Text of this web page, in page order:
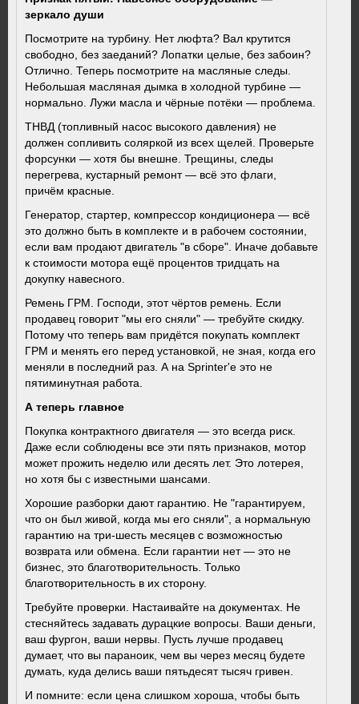
зеркало души
Посмотрите на турбину. Нет люфта? Вал крутится
свободно, без заеданий? Лопатки целые, без забоин?
Отлично. Теперь посмотрите на масляные следы.
Небольшая масляная дымка в холодной турбине —
нормально. Лужи масла и чёрные потёки — проблема.
ТНВД (топливный насос высокого давления) не
должен сопливить соляркой из всех щелей. Проверьте
форсунки — хотя бы внешне. Трещины, следы
перегрева, кустарный ремонт — всё это флаги,
причём красные.
Генератор, стартер, компрессор кондиционера — всё
это должно быть в комплекте и в рабочем состоянии,
если вам продают двигатель "в сборе". Иначе добавьте
к стоимости мотора ещё процентов тридцать на
докупку навесного.
Ремень ГРМ. Господи, этот чёртов ремень. Если
продавец говорит "мы его сняли" — требуйте скидку.
Потому что теперь вам придётся покупать комплект
ГРМ и менять его перед установкой, не зная, когда его
меняли в последний раз. А на Sprinter'е это не
пятиминутная работа.
А теперь главное
Покупка контрактного двигателя — это всегда риск.
Даже если соблюдены все эти пять признаков, мотор
может прожить неделю или десять лет. Это лотерея,
но хотя бы с известными шансами.
Хорошие разборки дают гарантию. Не "гарантируем,
что он был живой, когда мы его сняли", а нормальную
гарантию на три-шесть месяцев с возможностью
возврата или обмена. Если гарантии нет — это не
бизнес, это благотворительность. Только
благотворительность в их сторону.
Требуйте проверки. Настаивайте на документах. Не
стесняйтесь задавать дурацкие вопросы. Ваши деньги,
ваш фургон, ваши нервы. Пусть лучше продавец
думает, что вы параноик, чем вы через месяц будете
думать, куда делись ваши пятьдесят тысяч гривен.
И помните: если цена слишком хороша, чтобы быть